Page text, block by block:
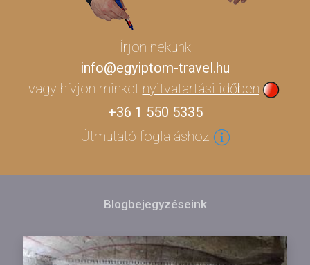
Írjon nekünk
info@egyiptom-travel.hu
vagy hívjon minket nyitvatartási időben
+36 1 550 5335
Útmutató foglaláshoz
Blogbejegyzéseink